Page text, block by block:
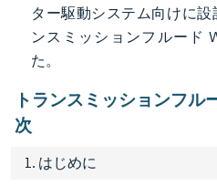
ター駆動システム向けに設
ンスミッションフルード
た。
トランスミッションフル
次
1. はじめに